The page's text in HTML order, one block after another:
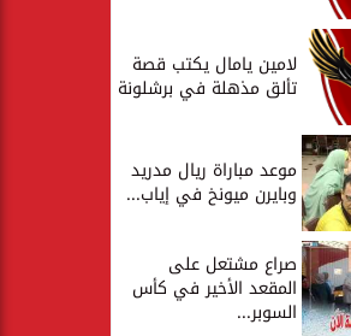
لامين يامال يكتب قصة
تألق مذهلة في برشلونة
موعد مباراة ريال مدريد
وبايرن ميونخ في إياب...
صراع مشتعل على
المقعد الأخير في كأس
السوبر...